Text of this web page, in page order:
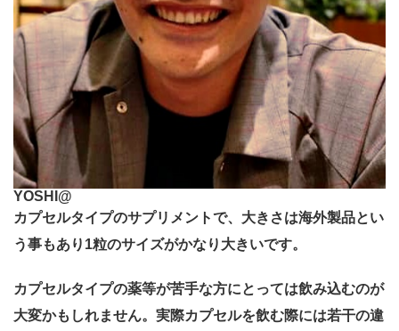
YOSHI@
カプセルタイプのサプリメントで、大きさは海外製品とい
う事もあり1粒のサイズがかなり大きいです。
カプセルタイプの薬等が苦手な方にとっては飲み込むのが
大変かもしれません。実際カプセルを飲む際には若干の違